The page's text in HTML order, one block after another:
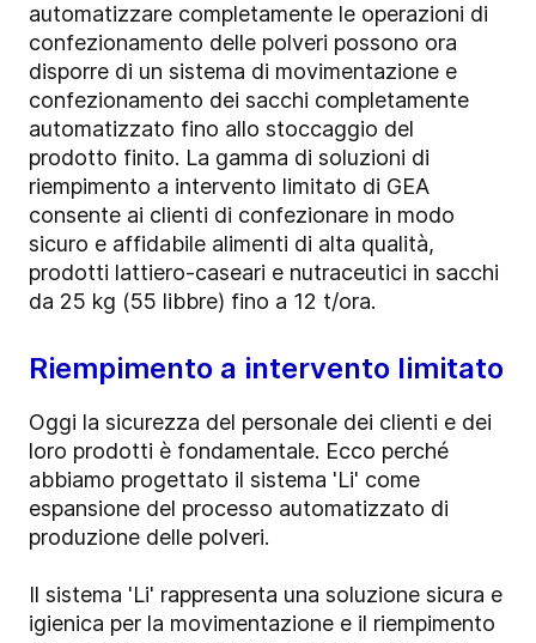
automatizzare completamente le operazioni di
confezionamento delle polveri possono ora
disporre di un sistema di movimentazione e
confezionamento dei sacchi completamente
automatizzato fino allo stoccaggio del
prodotto finito. La gamma di soluzioni di
riempimento a intervento limitato di GEA
consente ai clienti di confezionare in modo
sicuro e affidabile alimenti di alta qualità,
prodotti lattiero-caseari e nutraceutici in sacchi
da 25 kg (55 libbre) fino a 12 t/ora.
Riempimento a intervento limitato
Oggi la sicurezza del personale dei clienti e dei
loro prodotti è fondamentale. Ecco perché
abbiamo progettato il sistema 'Li' come
espansione del processo automatizzato di
produzione delle polveri.
Il sistema 'Li' rappresenta una soluzione sicura e
igienica per la movimentazione e il riempimento